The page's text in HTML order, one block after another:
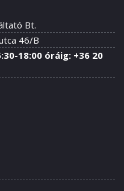
Bt.
46/B
18:00 óráig: +36 20